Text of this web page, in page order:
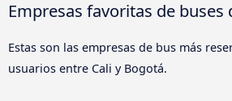
Empresas favoritas de buses
Estas son las empresas de bus más
usuarios entre Cali y Bogotá.